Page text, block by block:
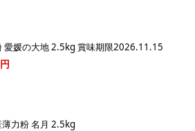
愛媛の大地 2.5kg 賞味期限2026.11.15
薄力粉 名月 2.5kg